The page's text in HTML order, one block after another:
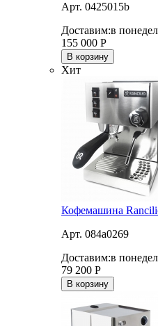
Арт. 0425015b
Доставим:в
155 000 Р
В корзину
Хит
Кофемашина
Арт. 084a0269
Доставим:в
79 200 Р
В корзину